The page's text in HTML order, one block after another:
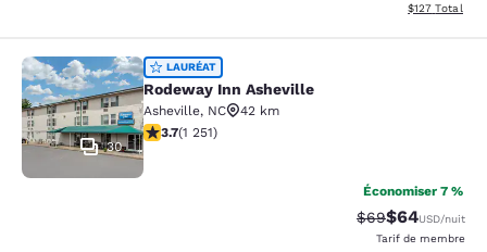
Afficher les
$127 Total
Rodeway Inn Asheville
30
LAURÉAT
Rodeway Inn Asheville
Asheville, NC
42 km
3.71 étoiles. Bien. 1251 commentaires
3.7(1 251)
Économiser 7 %
Tarif barré :
$69Tarif réduit :
$64USD/nuit
Tarif de membre